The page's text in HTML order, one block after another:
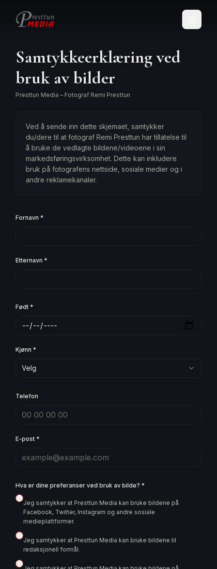
Samtykkeerklæring ved
bruk av bilder
Presttun Media – Fotograf Remi Presttun
Ved å sende inn dette skjemaet, samtykker
du/dere til at fotograf Remi Presttun har tillatelse til
å bruke de vedlagte bildene/videoene i sin
markedsføringsvirksomhet. Dette kan inkludere
bruk på fotografens nettside, sosiale medier og i
andre reklamekanaler.
Fornavn *
Etternavn *
Født *
Kjønn *
Velg
Telefon
E-post *
Hva er dine preferanser ved bruk av bilde? *
Jeg samtykker at Presttun Media kan bruke bildene på
Facebook, Twitter, Instagram og andre sosiale
medieplattformer.
Jeg samtykker at Presttun Media kan bruke bildene til
redaksjonell formål.